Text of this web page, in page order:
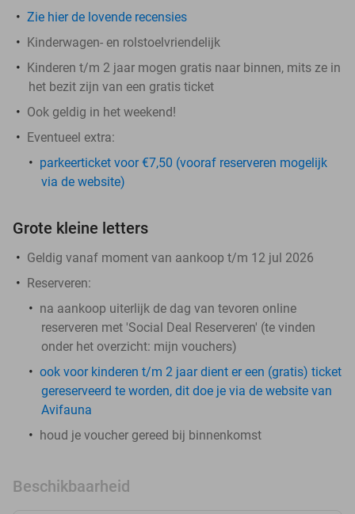
Zie hier de lovende recensies
Kinderwagen- en rolstoelvriendelijk
Kinderen t/m 2 jaar mogen gratis naar binnen, mits ze in
het bezit zijn van een gratis ticket
Ook geldig in het weekend!
Eventueel extra:
parkeerticket voor €7,50 (vooraf reserveren mogelijk
via de website)
Grote kleine letters
Geldig vanaf moment van aankoop t/m 12 jul 2026
Reserveren:
na aankoop uiterlijk de dag van tevoren online
reserveren met 'Social Deal Reserveren' (te vinden
onder het overzicht: mijn vouchers)
ook voor kinderen t/m 2 jaar dient er een (gratis) ticket
gereserveerd te worden, dit doe je via de website van
Avifauna
houd je voucher gereed bij binnenkomst
Beschikbaarheid